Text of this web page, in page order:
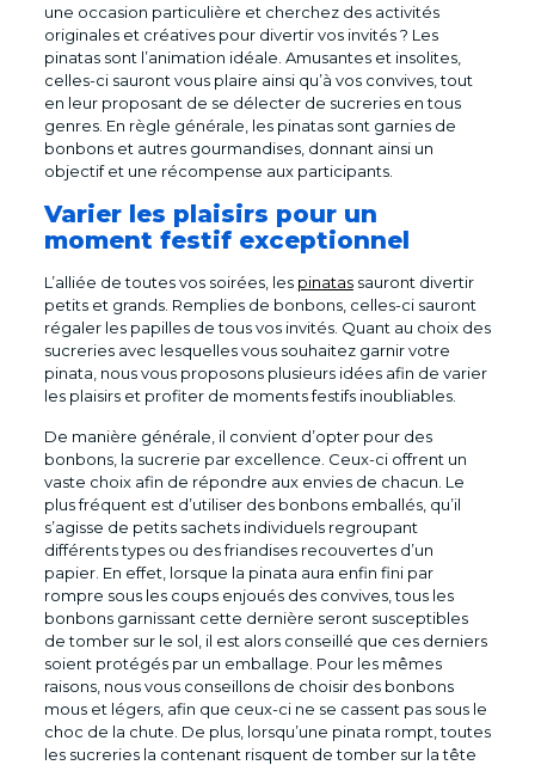
une occasion particulière et cherchez des activités
originales et créatives pour divertir vos invités ? Les
pinatas sont l’animation idéale. Amusantes et insolites,
celles-ci sauront vous plaire ainsi qu’à vos convives, tout
en leur proposant de se délecter de sucreries en tous
genres. En règle générale, les pinatas sont garnies de
bonbons et autres gourmandises, donnant ainsi un
objectif et une récompense aux participants.
Varier les plaisirs pour un
moment festif exceptionnel
L’alliée de toutes vos soirées, les pinatassauront divertir
petits et grands. Remplies de bonbons, celles-ci sauront
régaler les papilles de tous vos invités. Quant au choix des
sucreries avec lesquelles vous souhaitez garnir votre
pinata, nous vous proposons plusieurs idées afin de varier
les plaisirs et profiter de moments festifs inoubliables.
De manière générale, il convient d’opter pour des
bonbons, la sucrerie par excellence. Ceux-ci offrent un
vaste choix afin de répondre aux envies de chacun. Le
plus fréquent est d’utiliser des bonbons emballés, qu’il
s’agisse de petits sachets individuels regroupant
différents types ou des friandises recouvertes d’un
papier. En effet, lorsque la pinata aura enfin fini par
rompre sous les coups enjoués des convives, tous les
bonbons garnissant cette dernière seront susceptibles
de tomber sur le sol, il est alors conseillé que ces derniers
soient protégés par un emballage. Pour les mêmes
raisons, nous vous conseillons de choisir des bonbons
mous et légers, afin que ceux-ci ne se cassent pas sous le
choc de la chute. De plus, lorsqu’une pinata rompt, toutes
les sucreries la contenant risquent de tomber sur la tête